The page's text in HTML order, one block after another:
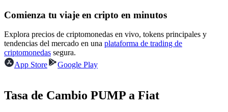
Gana recompensas competitivas diariamente
Comienza tu viaje en cripto en minutos
Explora precios de criptomonedas en vivo, tokens principales y
tendencias del mercado en una plataforma de trading de
criptomonedas segura.
App Store
Google Play
Tasa de Cambio PUMP a Fiat